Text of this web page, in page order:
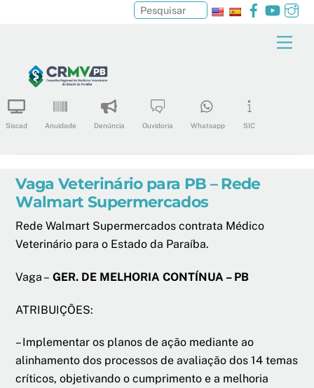
content
Facebook
Siscad Anuidade Denúncia Ouvidoria Whatsapp SIC
Pesquisar
Vaga Veterinário para PB – Rede
Walmart Supermercados
Rede Walmart Supermercados contrata Médico
Veterinário para o Estado da Paraíba.
Vaga –GER. DE MELHORIA CONTÍNUA – PB
ATRIBUIÇÕES:
– Implementar os planos de ação mediante ao
alinhamento dos processos de avaliação dos 14 temas
críticos, objetivando o cumprimento e a melhoria